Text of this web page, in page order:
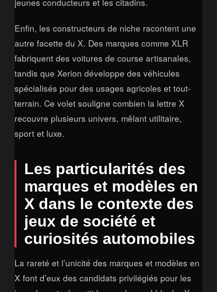
Enfin, les constructeurs de niche racontent une
autre facette du X. Des marques comme XLR
fabriquent des voitures de course artisanales,
tandis que Xerion développe des véhicules
spécialisés pour des usages agricoles et tout-
terrain. Ce volet souligne combien la lettre X
recouvre plusieurs univers, mêlant utilitaire,
sport et luxe.
Les particularités des
marques et modèles en
X dans le contexte des
jeux de société et
curiosités automobiles
La rareté et l’unicité des marques et modèles en
X font d’eux des candidats privilégiés pour les